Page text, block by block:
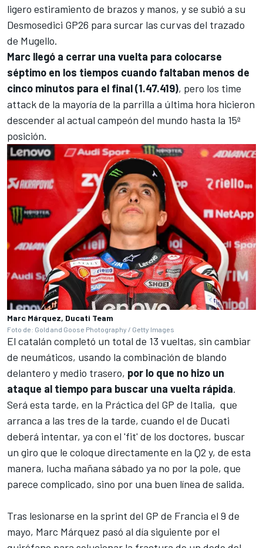
ligero estiramiento de brazos y manos, y se subió a su
Desmosedici GP26 para surcar las curvas del trazado
de Mugello.
Marc llegó a cerrar una vuelta para colocarse
séptimo en los tiempos cuando faltaban menos de
cinco minutos para el final (1.47.419), pero los time
attack de la mayoría de la parrilla a última hora hicieron
descender al actual campeón del mundo hasta la 15ª
posición.
Marc Márquez, Ducati Team
Foto de: Gold and Goose Photography / Getty Images
El catalán completó un total de 13 vueltas, sin cambiar
de neumáticos, usando la combinación de blando
delantero y medio trasero, por lo que no hizo un
ataque al tiempo para buscar una vuelta rápida.
Será esta tarde, en la Práctica del GP de Italia, que
arranca a las tres de la tarde, cuando el de Ducati
deberá intentar, ya con el 'fit' de los doctores, buscar
un giro que le coloque directamente en la Q2 y, de esta
manera, lucha mañana sábado ya no por la pole, que
parece complicado, sino por una buen línea de salida.
Tras lesionarse en la sprint del GP de Francia el 9 de
mayo, Marc Márquez pasó al día siguiente por el